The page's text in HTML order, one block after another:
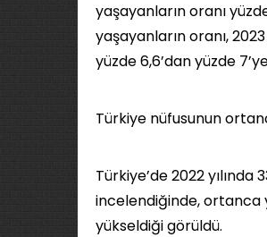
yaşayanların oranı
yaşayanların oranı,
yüzde 6,6’dan yüzde
Türkiye nüfusunun
Türkiye’de 2022
incelendiğinde, ortanca
yükseldiği görüldü.